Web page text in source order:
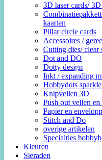
3D laser cards/
kaarten
Pillar circle cards
Accessoires /
Cutting dies/ clear
Dot and DO
Dotty design
Inkt / expanding
Hobbydots
Knipvellen 3D
Push out vellen en
Papier en
Stitch and Do
overige artikelen
Specialties
Kleuren
Sieraden